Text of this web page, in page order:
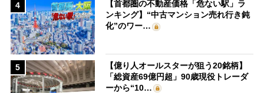
4
【首都圏の不動産価格「危ない駅」ラ
ンキング】“中古マンション売れ行き鈍
化”のワー…
5
【億り人オールスターが狙う20銘柄】
「総資産69億円超」90歳現役トレーダ
ーから“10…